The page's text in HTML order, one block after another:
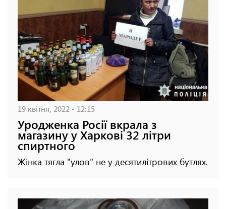
19 квітня, 2022 - 12:15
Уродженка Росії вкрала з
магазину у Харкові 32 літри
спиртного
Жінка тягла "улов" не у десятилітрових бутлях.